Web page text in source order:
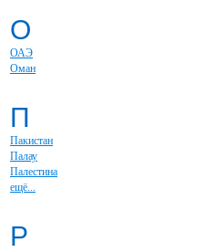
О
ОАЭ
Оман
П
Пакистан
Палау
Палестина
ещё...
Р